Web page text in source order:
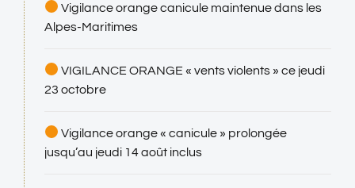
Vigilance orange canicule maintenue dans les
Alpes-Maritimes
VIGILANCE ORANGE « vents violents » ce jeudi
23 octobre
Vigilance orange « canicule » prolongée
jusqu’au jeudi 14 août inclus